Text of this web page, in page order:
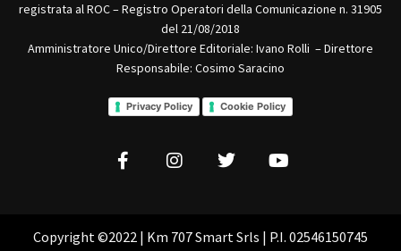
registrata al ROC – Registro Operatori della Comunicazione n. 31905
del 21/08/2018
Amministratore Unico/Direttore Editoriale: Ivano Rolli – Direttore
Responsabile: Cosimo Saracino
Privacy Policy Cookie Policy
Copyright ©2022 | Km 707 Smart Srls | P.I. 02546150745